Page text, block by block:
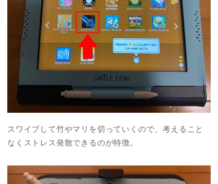
スワイプして竹やマリを切っていくので、考えること
なくストレス発散できるのが特徴。